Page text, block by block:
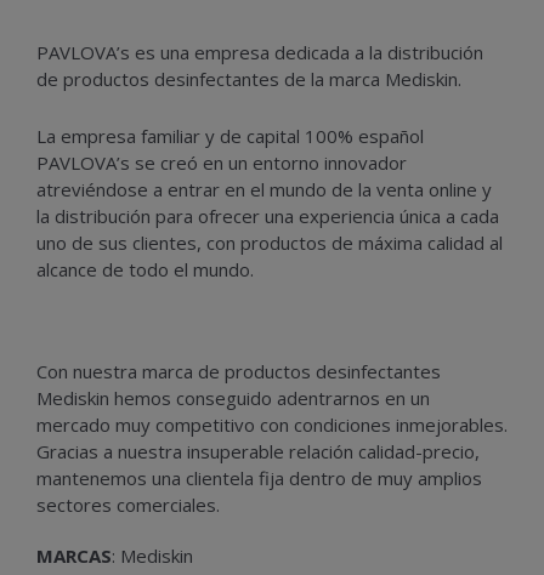
PAVLOVA’s es una empresa dedicada a la distribución
de productos desinfectantes de la marca Mediskin.
La empresa familiar y de capital 100% español
PAVLOVA’s se creó en un entorno innovador
atreviéndose a entrar en el mundo de la venta online y
la distribución para ofrecer una experiencia única a cada
uno de sus clientes, con productos de máxima calidad al
alcance de todo el mundo.
Con nuestra marca de productos desinfectantes
Mediskin hemos conseguido adentrarnos en un
mercado muy competitivo con condiciones inmejorables.
Gracias a nuestra insuperable relación calidad-precio,
mantenemos una clientela fija dentro de muy amplios
sectores comerciales.
MARCAS: Mediskin